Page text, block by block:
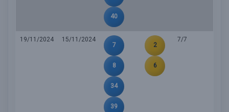
40
19/11/2024
15/11/2024
7
8
34
39
2
6
7/7